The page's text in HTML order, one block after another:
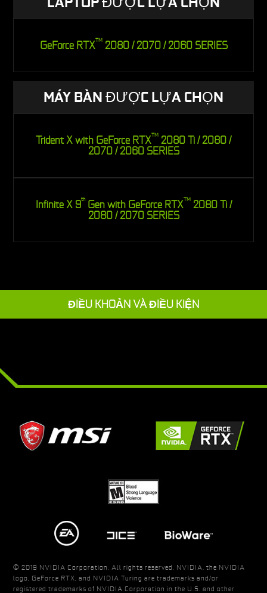
GeForce RTXTM2080 / 2070 / 2060 SERIES
MÁY BÀN ĐƯỢC LỰA CHỌN
Trident X with GeForce RTXTM 2080 Ti / 2080 /
2070 / 2060 SERIES
Infinite X 9thGen with GeForce RTXTM2080 Ti /
2080 / 2070 SERIES
ĐIỀU KHOẢN VÀ ĐIỀU KIỆN
© 2019 NVIDIA Corporation. All rights reserved. NVIDIA, the NVIDIA
logo, GeForce RTX, and NVIDIA Turing are trademarks and/or
registered trademarks of NVIDIA Corporation in the U.S. and other